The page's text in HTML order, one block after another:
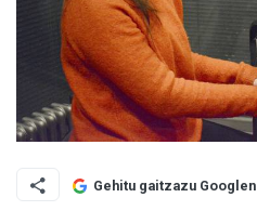
Gehitu gaitzazu Googlen